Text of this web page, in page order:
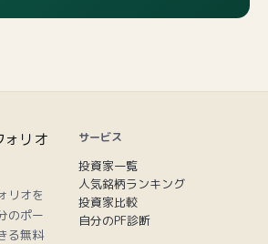
ォリオ
リオを
のポー
る無料
サービス
投資家一覧
人気銘柄ランキング
投資家比較
自分のPF診断